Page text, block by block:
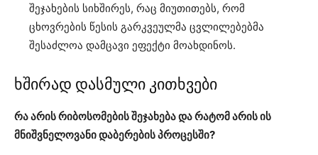
შეჯახების სიხშირეს, რაც მიუთითებს, რომ
ცხოვრების წესის გარკვეულმა ცვლილებებმა
შესაძლოა დამცავი ეფექტი მოახდინოს.
ხშირად დასმული კითხვები
რა არის რიბოსომების შეჯახება და რატომ არის ის
მნიშვნელოვანი დაბერების პროცესში?